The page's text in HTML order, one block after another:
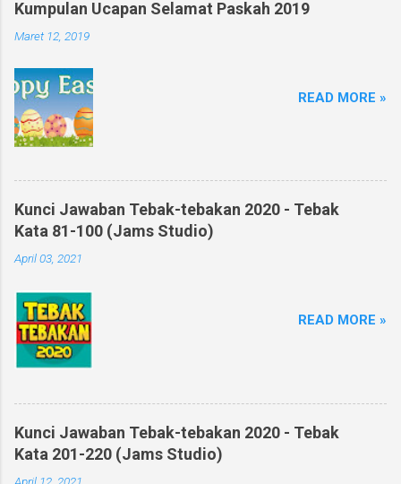
Kumpulan Ucapan Selamat Paskah 2019
Maret 12, 2019
READ MORE »
Kunci Jawaban Tebak-tebakan 2020 - Tebak
Kata 81-100 (Jams Studio)
April 03, 2021
READ MORE »
Kunci Jawaban Tebak-tebakan 2020 - Tebak
Kata 201-220 (Jams Studio)
April 12, 2021